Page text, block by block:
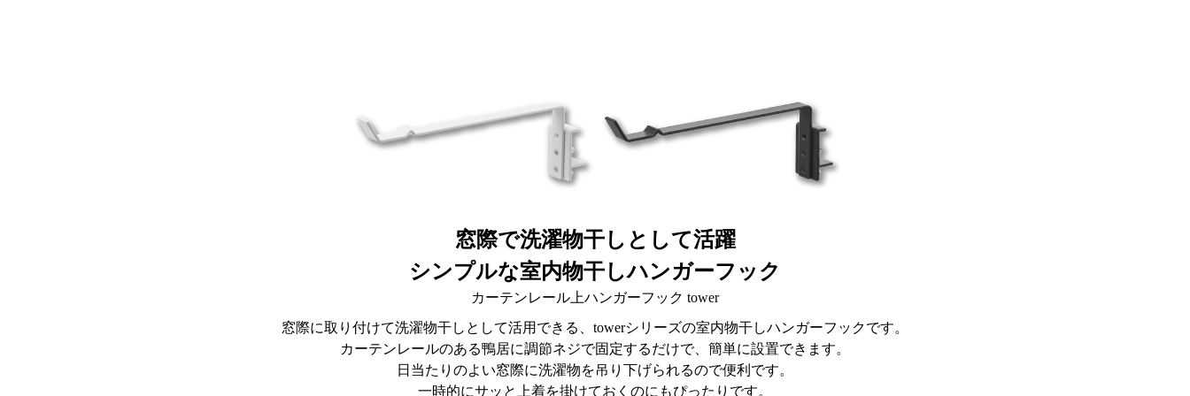
窓際で洗濯物干しとして活躍
シンプルな室内物干しハンガーフック
カーテンレール上ハンガーフック tower
窓際に取り付けて洗濯物干しとして活用できる、towerシリーズの室内物干しハンガーフックです。
カーテンレールのある鴨居に調節ネジで固定するだけで、簡単に設置できます。
日当たりのよい窓際に洗濯物を吊り下げられるので便利です。
一時的にサッと上着を掛けておくのにもぴったりです。